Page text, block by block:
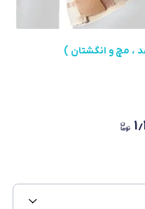
، مچ و انگشتان )